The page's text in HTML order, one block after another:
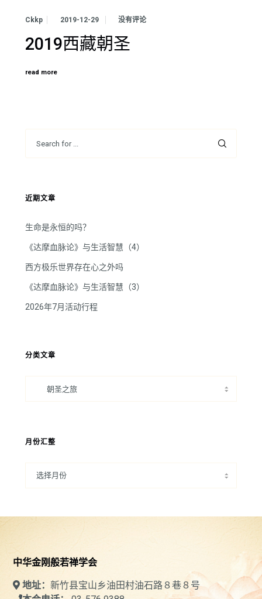
Ckkp 2019-12-29 没有评论
2019西藏朝圣
read more
近期文章
生命是永恒的吗？
《达摩血脉论》与生活智慧（4）
西方极乐世界存在心之外吗
《达摩血脉论》与生活智慧（3）
2026年7月活动行程
分类文章
月份汇整
中华金刚般若禅学会
地址：新竹县宝山乡油田村油石路８巷８号